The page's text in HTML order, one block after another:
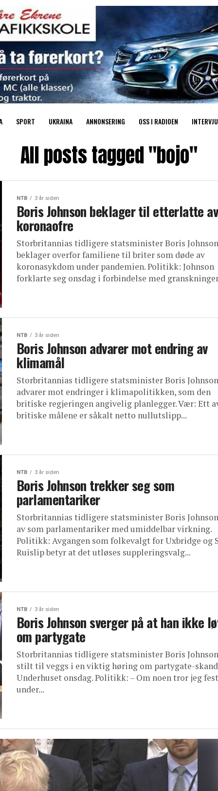
SPORT UKRAINA ANNONSERING OSS I RADIOEN INTERVJU
All posts tagged "bojo"
NTB 3 år siden
Boris Johnson beklager til etterlatte av
koronaofre
Storbritannias tidligere statsminister Boris Johnson
beklager overfor familiene til briter som døde av
koronasykdom under pandemien. Politikk: Johnson
forklarte seg onsdag i forbindelse med
NTB 3 år siden
Boris Johnson advarer mot endring av
klimamål
Storbritannias tidligere statsminister Boris Johnson
advarer mot endringer i klimapolitikken, som den
britiske regjeringen angivelig planlegger. Vær: Ett
britiske målene er såkalt netto nullutslipp...
NTB 3 år siden
Boris Johnson trekker seg som
parlamentariker
Storbritannias tidligere statsminister Boris
av som parlamentariker med umiddelbar virkning.
Politikk: Avgangen som folkevalgt for Uxbridge og
Ruislip betyr at det utløses suppleringsvalg...
NTB 3 år siden
Boris Johnson sverger på at han ikke
om partygate
Storbritannias tidligere statsminister Boris
stilt til veggs i en viktig høring om partygate-
Underhuset onsdag. Politikk: – Om noen tror jeg
under...